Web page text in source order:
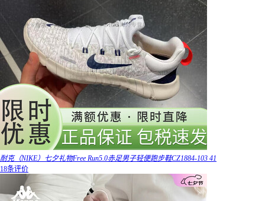
耐克（NIKE）七夕礼物Free Run5.0赤足男子轻便跑步鞋CZ1884-103 41
18条评价